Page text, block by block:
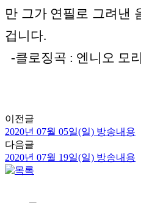
만 그가 연필로 그려낸
겁니다.
-클로징곡 : 엔니오 모
이전글
2020년 07월 05일(일) 방송내용
다음글
2020년 07월 19일(일) 방송내용